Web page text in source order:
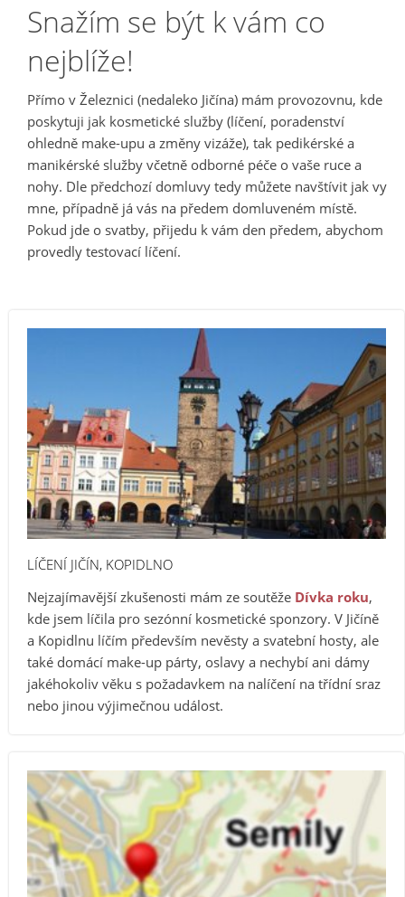
Snažím se být k vám co
nejblíže!
Přímo v Železnici (nedaleko Jičína) mám provozovnu, kde
poskytuji jak kosmetické služby (líčení, poradenství
ohledně make-upu a změny vizáže), tak pedikérské a
manikérské služby včetně odborné péče o vaše ruce a
nohy. Dle předchozí domluvy tedy můžete navštívit jak vy
mne, případně já vás na předem domluveném místě.
Pokud jde o svatby, přijedu k vám den předem, abychom
provedly testovací líčení.
LÍČENÍ JIČÍN, KOPIDLNO
Nejzajímavější zkušenosti mám ze soutěže Dívka roku,
kde jsem líčila pro sezónní kosmetické sponzory. V Jičíně
a Kopidlnu líčím především nevěsty a svatební hosty, ale
také domácí make-up párty, oslavy a nechybí ani dámy
jakéhokoliv věku s požadavkem na nalíčení na třídní sraz
nebo jinou výjimečnou událost.